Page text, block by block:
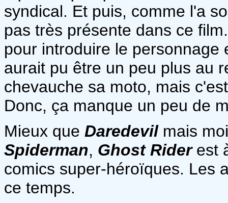
syndical. Et puis, comme l'a
pas très présente dans ce
pour introduire le
aurait pu être un peu plus au
chevauche sa moto, mais
Donc, ça manque un peu de
Mieux que Daredevilmais
Spiderman, Ghost Riderest
comics super-héroïques. Les
ce temps.